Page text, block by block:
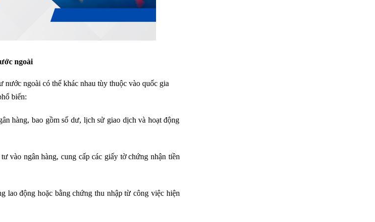
ngoài
ngoài có thể khác nhau tùy thuộc vào quốc gia
biến:
hàng, bao gồm số dư, lịch sử giao dịch và hoạt động
vào ngân hàng, cung cấp các giấy tờ chứng nhận tiền
lao động hoặc bằng chứng thu nhập từ công việc hiện